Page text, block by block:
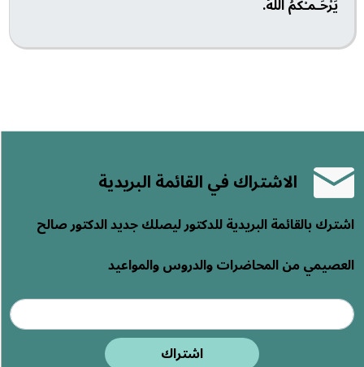
الاشتراك في القائمة البريدية
اشترك بالقائمة البريدية للدكتور ليصلك جديد الدكتور صالح
العصيمي من المحاضرات والدروس والمواعيد
اشتراك